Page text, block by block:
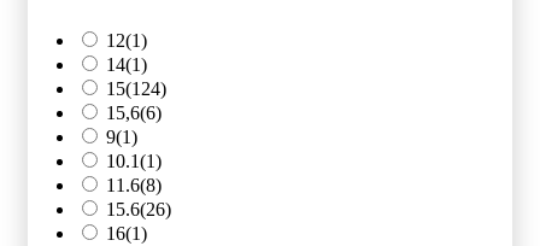
12(1)
14(1)
15(124)
15,6(6)
9(1)
10.1(1)
11.6(8)
15.6(26)
16(1)